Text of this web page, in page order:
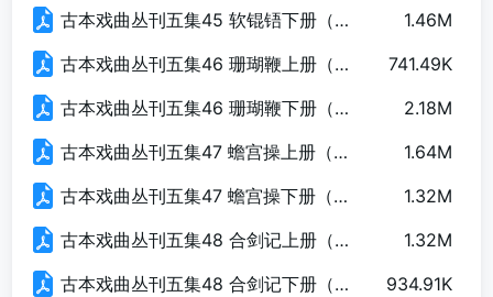
古本戏曲丛刊五集45 软锟铻下册（124页）.pdf
1.46M
古本戏曲丛刊五集46 珊瑚鞭上册（136页）.pdf
741.49K
古本戏曲丛刊五集46 珊瑚鞭下册（138页）.pdf
2.18M
古本戏曲丛刊五集47 蟾宫操上册（237页）.pdf
1.64M
古本戏曲丛刊五集47 蟾宫操下册（211页）.pdf
1.32M
古本戏曲丛刊五集48 合剑记上册（127页）.pdf
1.32M
古本戏曲丛刊五集48 合剑记下册（126页）.pdf
934.91K